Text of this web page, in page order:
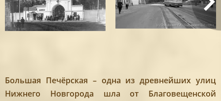
Большая Печёрская – одна из древнейших улиц
Нижнего Новгорода шла от Благовещенской